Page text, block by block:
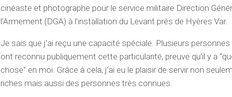
cinéaste et photographe pour le service militaire Direction
l’Armement (DGA) à l’installation du Levant près de Hyères Var.
Je sais que j’ai reçu une capacité spéciale. Plusieurs
ont reconnu publiquement cette particularité, preuve qu’il y a
chose” en moi. Grâce à cela, j’ai eu le plaisir de servir non
riches mais aussi des personnes très connues.